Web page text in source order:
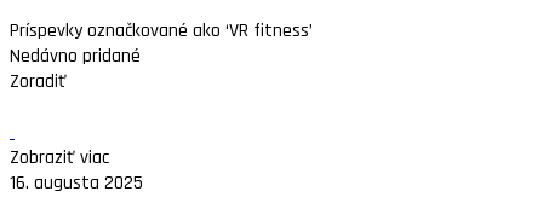
Príspevky označkované ako ‘VR fitness’
Nedávno pridané
Zoradiť
Zobraziť viac
16. augusta 2025